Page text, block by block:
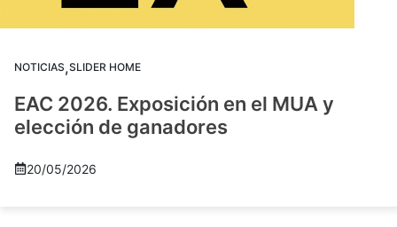
NOTICIAS,SLIDER HOME
EAC 2026. Exposición en el MUA y
elección de ganadores
20/05/2026